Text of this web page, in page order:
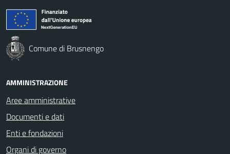
Comune di Brusnengo
AMMINISTRAZIONE
Aree amministrative
Documenti e dati
Enti e fondazioni
Organi di governo